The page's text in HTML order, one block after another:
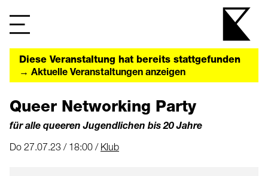
Diese Veranstaltung hat bereits stattgefunden
→ Aktuelle Veranstaltungen anzeigen
Queer Networking Party
für alle queeren Jugendlichen bis 20 Jahre
Do 27.07.23 / 18:00 / Klub